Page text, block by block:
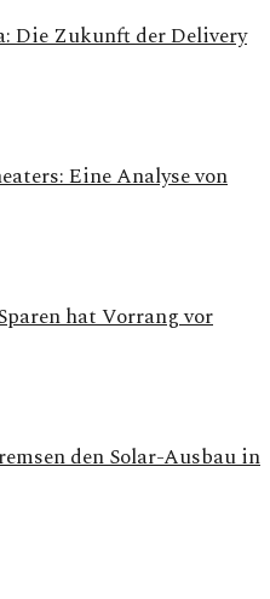
Die Zukunft der Delivery
Eine Analyse von
hat Vorrang vor
den Solar-Ausbau in